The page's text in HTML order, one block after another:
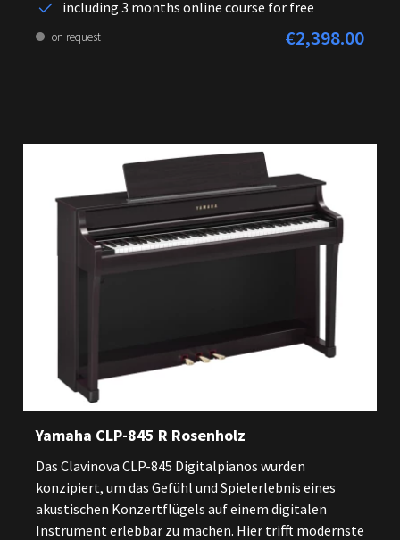
including 3 months online course for free
on request Regular price:
€2,398.00
Yamaha CLP-845 R Rosenholz
Das Clavinova CLP-845 Digitalpianos wurden
konzipiert, um das Gefühl und Spielerlebnis eines
akustischen Konzertflügels auf einem digitalen
Instrument erlebbar zu machen. Hier trifft modernste